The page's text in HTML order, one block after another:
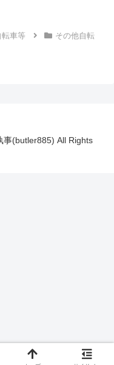
車等
その他自転
(butler885) All Rights